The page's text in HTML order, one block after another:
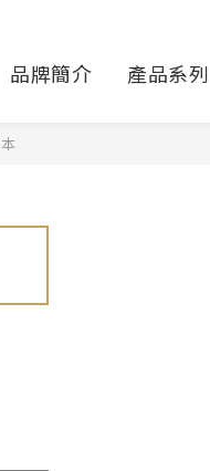
品牌簡介 產品系列